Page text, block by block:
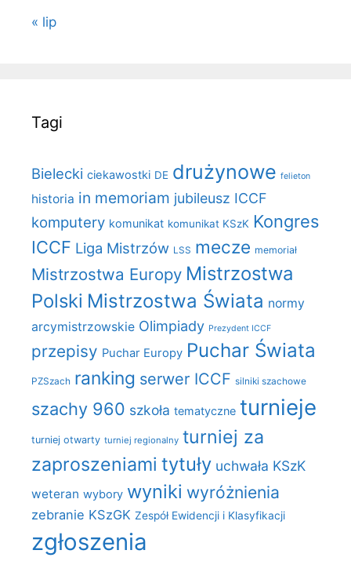
« lip
Tagi
Bielecki ciekawostki DE drużynowe felieton
historia in memoriam jubileusz ICCF
komputery komunikat komunikat KSzK Kongres
ICCF Liga Mistrzów LSS mecze memoriał
Mistrzostwa Europy Mistrzostwa
Polski Mistrzostwa Świata normy
arcymistrzowskie Olimpiady Prezydent ICCF
przepisy Puchar Europy Puchar Świata
PZSzach ranking serwer ICCF silniki szachowe
szachy 960 szkoła tematyczne turnieje
turniej otwarty turniej regionalny turniej za
zaproszeniami tytuły uchwała KSzK
weteran wybory wyniki wyróżnienia
zebranie KSzGK Zespół Ewidencji i Klasyfikacji
zgłoszenia